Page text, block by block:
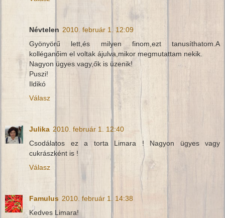
Névtelen 2010. február 1. 12:09
Gyönyörű lett,és milyen finom,ezt tanusíthatom.A
kolléganőim el voltak ájulva,mikor megmutattam nekik.
Nagyon ügyes vagy,ők is üzenik!
Puszi!
Ildikó
Válasz
Julika 2010. február 1. 12:40
Csodálatos ez a torta Limara ! Nagyon ügyes vagy
cukrászként is !
Válasz
Famulus 2010. február 1. 14:38
Kedves Limara!